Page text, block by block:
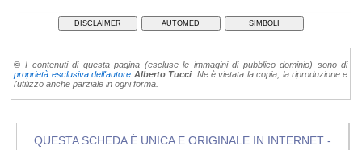
DISCLAIMER AUTOMED SIMBOLI
© I contenuti di questa pagina (escluse le immagini di pubblico dominio) sono di
proprietà esclusiva dell'autore Alberto Tucci . Ne è vietata la copia, la riproduzione e
l'utilizzo anche parziale in ogni forma.
QUESTA SCHEDA È UNICA E ORIGINALE IN INTERNET -